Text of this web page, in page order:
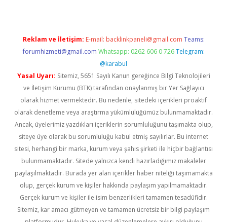
Reklam ve İletişim: E-mail: backlinkpaneli@gmail.com Teams:
forumhizmeti@gmail.com Whatsapp: 0262 606 0 726 Telegram:
@karabul
Yasal Uyarı: Sitemiz, 5651 Sayılı Kanun gereğince Bilgi Teknolojileri
ve İletişim Kurumu (BTK) tarafından onaylanmış bir Yer Sağlayıcı
olarak hizmet vermektedir. Bu nedenle, sitedeki içerikleri proaktif
olarak denetleme veya araştırma yükümlülüğümüz bulunmamaktadır.
Ancak, üyelerimiz yazdıkları içeriklerin sorumluluğunu taşımakta olup,
siteye üye olarak bu sorumluluğu kabul etmiş sayılırlar. Bu internet
sitesi, herhangi bir marka, kurum veya şahıs şirketi ile hiçbir bağlantısı
bulunmamaktadır. Sitede yalnızca kendi hazırladığımız makaleler
paylaşılmaktadır. Burada yer alan içerikler haber niteliği taşımamakta
olup, gerçek kurum ve kişiler hakkında paylaşım yapılmamaktadır.
Gerçek kurum ve kişiler ile isim benzerlikleri tamamen tesadüfidir.
Sitemiz, kar amacı gütmeyen ve tamamen ücretsiz bir bilgi paylaşım